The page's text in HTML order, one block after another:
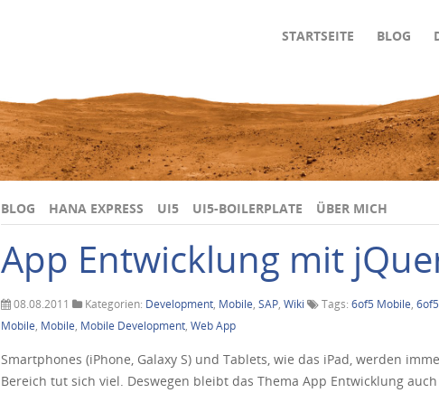
BLOG
STARTSEITE
BLOG HANA EXPRESS UI5 UI5-BOILERPLATE ÜBER MICH
App Entwicklung mit
08.08.2011 Kategorien: Development, Mobile, SAP, Wiki Tags: 6of5 Mobile,
Mobile, Mobile, Mobile Development, Web App
Smartphones (iPhone, Galaxy S) und Tablets, wie das iPad, werden
Bereich tut sich viel. Deswegen bleibt das Thema App Entwicklung